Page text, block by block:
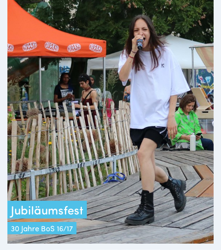
Jubiläumsfest
30 Jahre BoS 16/17